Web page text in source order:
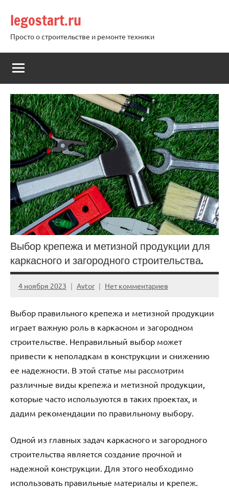
содержимому
legostart.ru
Просто о строительстве и ремонте техники
Выбор крепежа и метизной продукции для
каркасного и загородного строительства.
4 ноября 2023 Avtor Нет комментариев
Выбор правильного крепежа и метизной продукции
играет важную роль в каркасном и загородном
строительстве. Неправильный выбор может
привести к неполадкам в конструкции и снижению
ее надежности. В этой статье мы рассмотрим
различные виды крепежа и метизной продукции,
которые часто используются в таких проектах, и
дадим рекомендации по правильному выбору.
Одной из главных задач каркасного и загородного
строительства является создание прочной и
надежной конструкции. Для этого необходимо
использовать правильные материалы и крепеж.